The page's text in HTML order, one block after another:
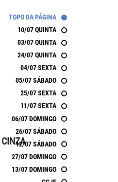
TOPO DA PÁGINA
10/07 QUINTA
03/07 QUINTA
24/07 QUINTA
04/07 SEXTA
05/07 SÁBADO
25/07 SEXTA
11/07 SEXTA
06/07 DOMINGO
26/07 SÁBADO
12/07 SÁBADO
27/07 DOMINGO
13/07 DOMINGO